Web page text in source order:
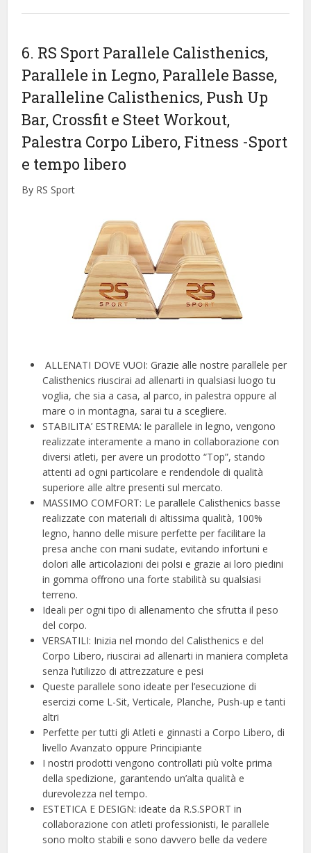
6. RS Sport Parallele Calisthenics,
Parallele in Legno, Parallele Basse,
Paralleline Calisthenics, Push Up
Bar, Crossfit e Steet Workout,
Palestra Corpo Libero, Fitness -Sport
e tempo libero
By RS Sport
‍ ALLENATI DOVE VUOI: Grazie alle nostre parallele per
Calisthenics riuscirai ad allenarti in qualsiasi luogo tu
voglia, che sia a casa, al parco, in palestra oppure al
mare o in montagna, sarai tu a scegliere.
STABILITA’ ESTREMA: le parallele in legno, vengono
realizzate interamente a mano in collaborazione con
diversi atleti, per avere un prodotto “Top”, stando
attenti ad ogni particolare e rendendole di qualità
superiore alle altre presenti sul mercato.
MASSIMO COMFORT: Le parallele Calisthenics basse
realizzate con materiali di altissima qualità, 100%
legno, hanno delle misure perfette per facilitare la
presa anche con mani sudate, evitando infortuni e
dolori alle articolazioni dei polsi e grazie ai loro piedini
in gomma offrono una forte stabilità su qualsiasi
terreno.
Ideali per ogni tipo di allenamento che sfrutta il peso
del corpo.
VERSATILI: Inizia nel mondo del Calisthenics e del
Corpo Libero, riuscirai ad allenarti in maniera completa
senza l’utilizzo di attrezzature e pesi
Queste parallele sono ideate per l’esecuzione di
esercizi come L-Sit, Verticale, Planche, Push-up e tanti
altri
Perfette per tutti gli Atleti e ginnasti a Corpo Libero, di
livello Avanzato oppure Principiante
I nostri prodotti vengono controllati più volte prima
della spedizione, garantendo un’alta qualità e
durevolezza nel tempo.
ESTETICA E DESIGN: ideate da R.S.SPORT in
collaborazione con atleti professionisti, le parallele
sono molto stabili e sono davvero belle da vedere